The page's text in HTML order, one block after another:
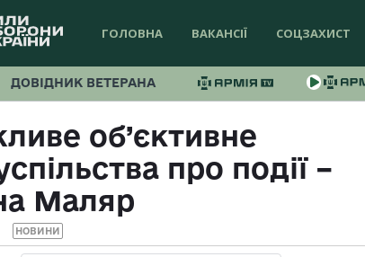
ГОЛОВНА ВАКАНСІЇ СОЦЗАХИСТ
ДОВІДНИК ВЕТЕРАНА
об’єктивне
про події –
Маляр
НОВИНИ